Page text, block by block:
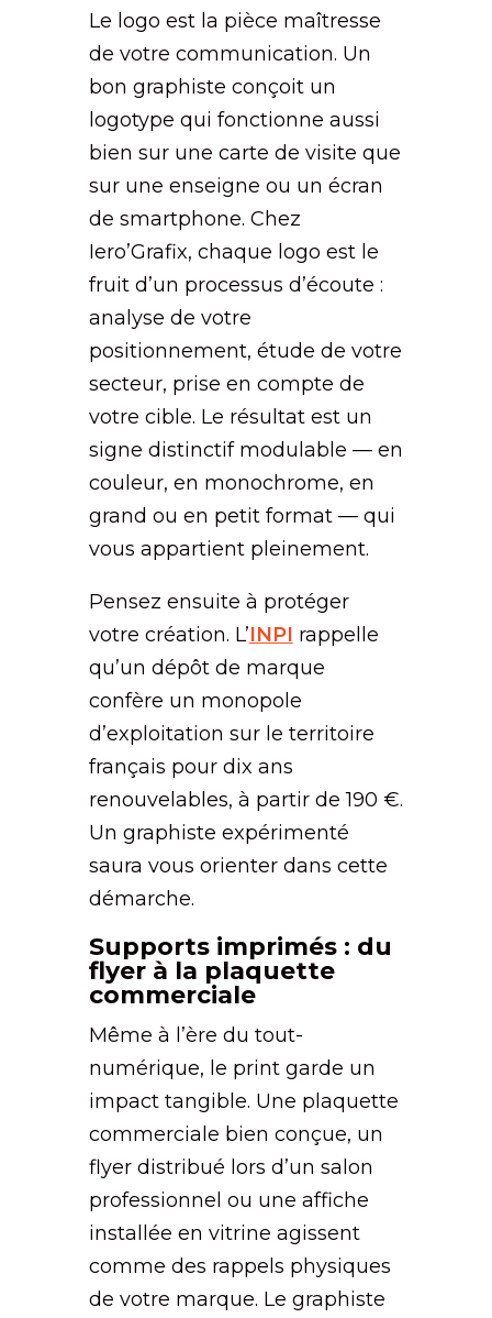
Le logo est la pièce maîtresse
de votre communication. Un
bon graphiste conçoit un
logotype qui fonctionne aussi
bien sur une carte de visite que
sur une enseigne ou un écran
de smartphone. Chez
Iero’Grafix, chaque logo est le
fruit d’un processus d’écoute :
analyse de votre
positionnement, étude de votre
secteur, prise en compte de
votre cible. Le résultat est un
signe distinctif modulable — en
couleur, en monochrome, en
grand ou en petit format — qui
vous appartient pleinement.
Pensez ensuite à protéger
votre création. L’INPI rappelle
qu’un dépôt de marque
confère un monopole
d’exploitation sur le territoire
français pour dix ans
renouvelables, à partir de 190 €.
Un graphiste expérimenté
saura vous orienter dans cette
démarche.
Supports imprimés : du
flyer à la plaquette
commerciale
Même à l’ère du tout-
numérique, le print garde un
impact tangible. Une plaquette
commerciale bien conçue, un
flyer distribué lors d’un salon
professionnel ou une affiche
installée en vitrine agissent
comme des rappels physiques
de votre marque. Le graphiste